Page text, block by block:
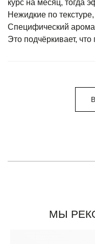
курс на месяц, тогда
Нежидкие по
Специфический
Это подчёркивает,
МЫ